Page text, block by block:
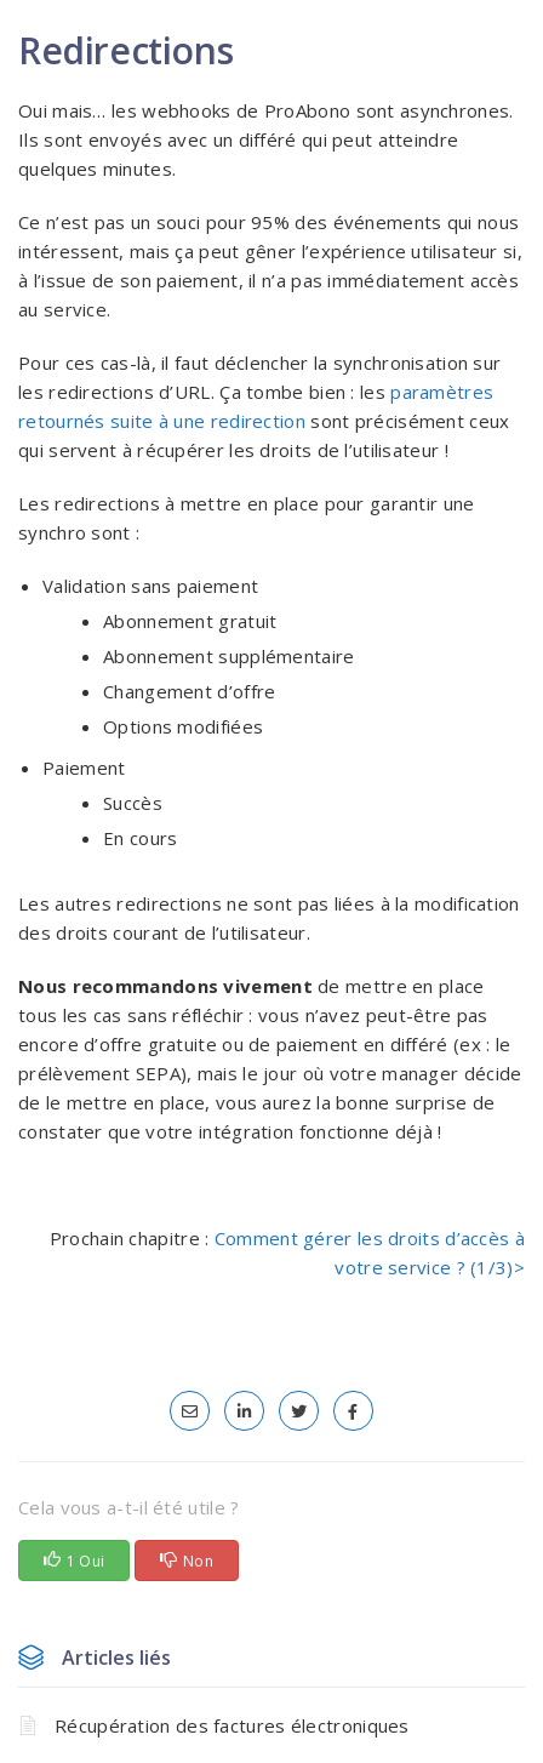
Redirections
Oui mais… les webhooks de ProAbono sont asynchrones.
Ils sont envoyés avec un différé qui peut atteindre
quelques minutes.
Ce n’est pas un souci pour 95% des événements qui nous
intéressent, mais ça peut gêner l’expérience utilisateur si,
à l’issue de son paiement, il n’a pas immédiatement accès
au service.
Pour ces cas-là, il faut déclencher la synchronisation sur
les redirections d’URL. Ça tombe bien : lesparamètres
retournés suite à une redirection sont précisément ceux
qui servent à récupérer les droits de l’utilisateur !
Les redirections à mettre en place pour garantir une
synchro sont :
Validation sans paiement
Abonnement gratuit
Abonnement supplémentaire
Changement d’offre
Options modifiées
Paiement
Succès
En cours
Les autres redirections ne sont pas liées à la modification
des droits courant de l’utilisateur.
Nous recommandons vivement de mettre en place
tous les cas sans réfléchir : vous n’avez peut-être pas
encore d’offre gratuite ou de paiement en différé (ex : le
prélèvement SEPA), mais le jour où votre manager décide
de le mettre en place, vous aurez la bonne surprise de
constater que votre intégration fonctionne déjà !
Prochain chapitre : Comment gérer les droits d’accès à
votre service ? (1/3)>
Cela vous a-t-il été utile ?
1 Oui Non
Articles liés
Récupération des factures électroniques